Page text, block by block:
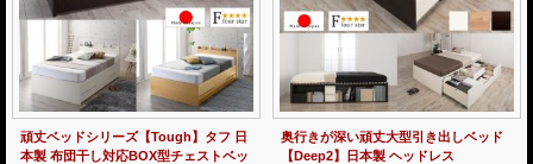
頑丈ベッドシリーズ【Tough】タフ 日
本製 布団干し対応BOX型チェストベッ
奥行きが深い頑丈大型引き出しベッド
【Deep2】日本製 ヘッドレス